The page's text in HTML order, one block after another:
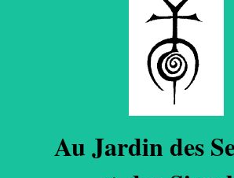
AuJardin des